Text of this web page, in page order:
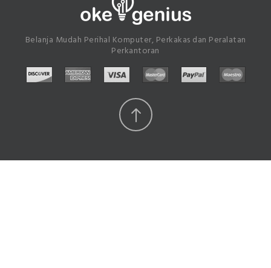
Belanja Mudah Perihal Komputer, Perkakas dan Peralatan
Perkantoran
Scroll
Top